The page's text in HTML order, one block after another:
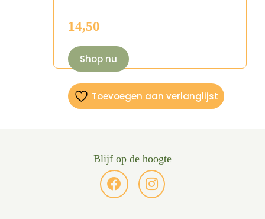
14,50
Shop nu
Toevoegen aan verlanglijst
Blijf op de hoogte